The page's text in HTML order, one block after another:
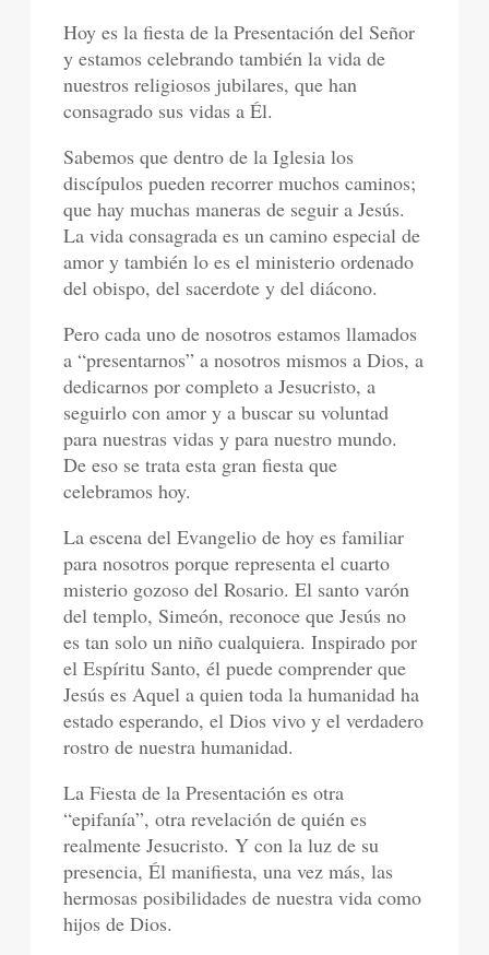
Hoy es la fiesta de la Presentación del Señor
y estamos celebrando también la vida de
nuestros religiosos jubilares, que han
consagrado sus vidas a Él.
Sabemos que dentro de la Iglesia los
discípulos pueden recorrer muchos caminos;
que hay muchas maneras de seguir a Jesús.
La vida consagrada es un camino especial de
amor y también lo es el ministerio ordenado
del obispo, del sacerdote y del diácono.
Pero cada uno de nosotros estamos llamados
a “presentarnos” a nosotros mismos a Dios, a
dedicarnos por completo a Jesucristo, a
seguirlo con amor y a buscar su voluntad
para nuestras vidas y para nuestro mundo.
De eso se trata esta gran fiesta que
celebramos hoy.
La escena del Evangelio de hoy es familiar
para nosotros porque representa el cuarto
misterio gozoso del Rosario. El santo varón
del templo, Simeón, reconoce que Jesús no
es tan solo un niño cualquiera. Inspirado por
el Espíritu Santo, él puede comprender que
Jesús es Aquel a quien toda la humanidad ha
estado esperando, el Dios vivo y el verdadero
rostro de nuestra humanidad.
La Fiesta de la Presentación es otra
“epifanía”, otra revelación de quién es
realmente Jesucristo. Y con la luz de su
presencia, Él manifiesta, una vez más, las
hermosas posibilidades de nuestra vida como
hijos de Dios.